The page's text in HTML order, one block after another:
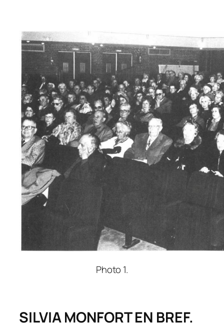
Photo 1.
SILVIA MONFORT EN BREF.